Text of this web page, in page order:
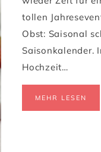
tollen
Obst: Saisonal
Saisonkalender.
Hochzeit…
MEHR LESEN